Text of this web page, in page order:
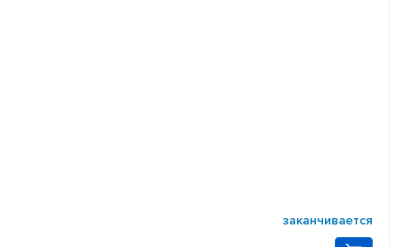
заканчивается